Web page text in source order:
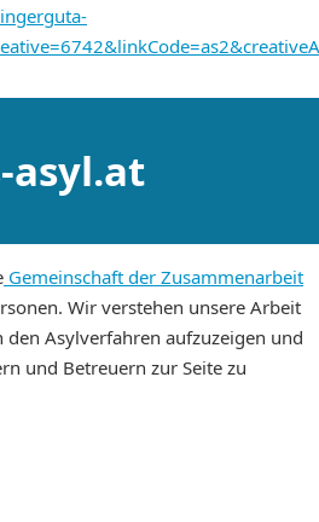
asyl.at
Gemeinschaft der Zusammenarbeit
Wir verstehen unsere Arbeit
den Asylverfahren aufzuzeigen und
und Betreuern zur Seite zu